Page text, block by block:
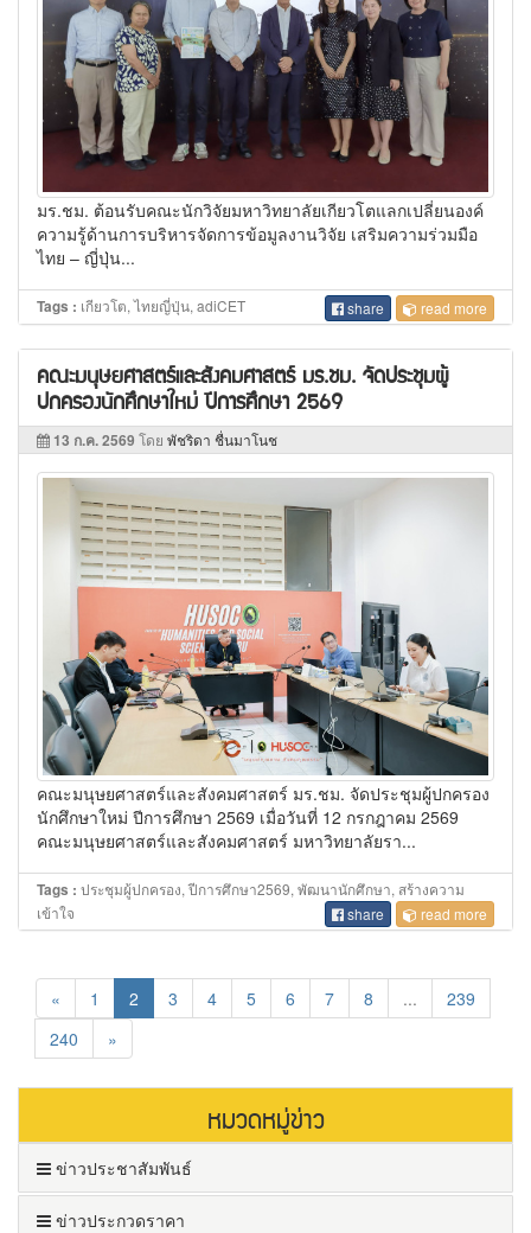
มร.ชม. ต้อนรับคณะนักวิจัยมหาวิทยาลัยเกียวโตแลกเปลี่ยนองค์
ความรู้ด้านการบริหารจัดการข้อมูลงานวิจัย เสริมความร่วมมือ
ไทย – ญี่ปุ่น...
Tags : เกียวโต, ไทยญี่ปุ่น, adiCET share read more
คณะมนุษยศาสตร์และสังคมศาสตร์ มร.ชม. จัดประชุมผู้
ปกครองนักศึกษาใหม่ ปีการศึกษา 2569
13 ก.ค. 2569 โดย พัชริดา ชื่นมาโนช
คณะมนุษยศาสตร์และสังคมศาสตร์ มร.ชม. จัดประชุมผู้ปกครอง
นักศึกษาใหม่ ปีการศึกษา 2569 เมื่อวันที่ 12 กรกฎาคม 2569
คณะมนุษยศาสตร์และสังคมศาสตร์ มหาวิทยาลัยรา...
Tags : ประชุมผู้ปกครอง, ปีการศึกษา2569, พัฒนานักศึกษา, สร้างความ
เข้าใจ
share read more
« 1 2 3 4 5 6 7 8 ...
239
240
»
หมวดหมู่ข่าว
ข่าวประชาสัมพันธ์
ข่าวประกวดราคา